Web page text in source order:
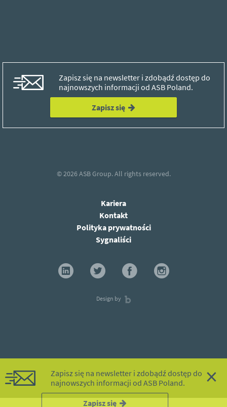
Zapisz się na newsletter i zdobądź dostęp do
najnowszych informacji od ASB Poland.
Zapisz się
×
Zapisz się na newsletter i zdobądź dostęp do
najnowszych informacji od ASB Poland.
Zapisz się
© 2026ASB Group.All rights reserved.
Kariera
Kontakt
Polityka prywatności
Sygnaliści
Design by